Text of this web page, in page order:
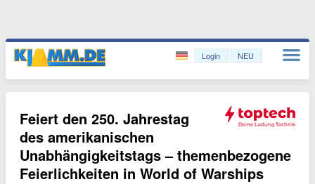
Login NEU
Feiert den 250. Jahrestag
des amerikanischen
Unabhängigkeitstags – themenbezogene
Feierlichkeiten in World of Warships